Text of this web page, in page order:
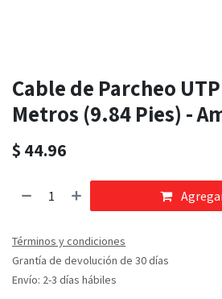
Cable de Parcheo
Metros (9.84 Pies) -
$ 44.96
Términos y condiciones
Grantía de devolución de 30 días
Envío: 2-3 días hábiles